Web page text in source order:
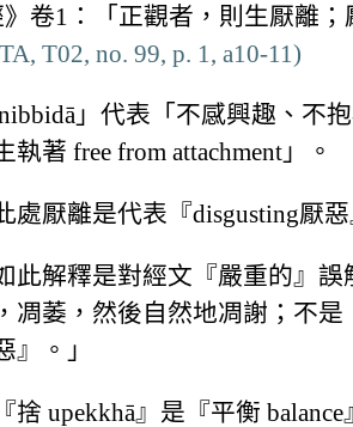
》卷1：「正觀者，則生厭離
T02, no. 99, p. 1, a10-11)
」代表「不感興趣、不
著 free from attachment」。
處厭離是代表『disgusting厭
此解釋是對經文『嚴重的』誤
凋萎，然後自然地凋謝；不是
』。」
捨 upekkhā』是『平衡